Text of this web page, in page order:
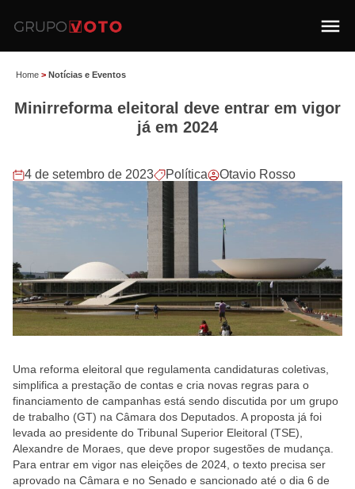
Home > Notícias e Eventos
Minirreforma eleitoral deve entrar em vigor
já em 2024
4 de setembro de 2023 Política Otavio Rosso
Uma reforma eleitoral que regulamenta candidaturas coletivas,
simplifica a prestação de contas e cria novas regras para o
financiamento de campanhas está sendo discutida por um grupo
de trabalho (GT) na Câmara dos Deputados. A proposta já foi
levada ao presidente do Tribunal Superior Eleitoral (TSE),
Alexandre de Moraes, que deve propor sugestões de mudança.
Para entrar em vigor nas eleições de 2024, o texto precisa ser
aprovado na Câmara e no Senado e sancionado até o dia 6 de